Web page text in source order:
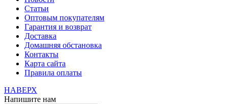
Статьи
Оптовым покупателям
Гарантия и возврат
Доставка
Домашняя обстановка
Контакты
Карта сайта
Правила оплаты
НАВЕРХ
Напишите нам